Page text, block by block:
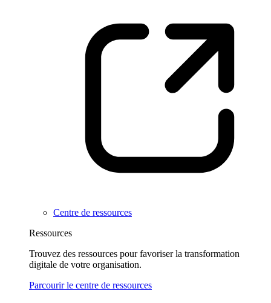
Centre de ressources
Ressources
Trouvez des ressources pour favoriser la transformation
digitale de votre organisation.
Parcourir le centre de ressources